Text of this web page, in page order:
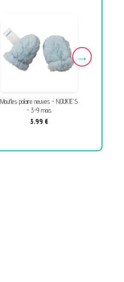
Moufles polaire neuves - NOUKIE'S
- 3-9 mois
3,99 €